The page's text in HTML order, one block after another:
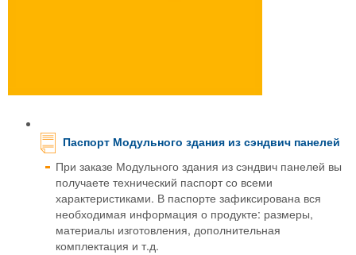
Паспорт Модульного здания из сэндвич панелей
При заказе Модульного здания из сэндвич панелей вы
получаете технический паспорт со всеми
характеристиками. В паспорте зафиксирована вся
необходимая информация о продукте: размеры,
материалы изготовления, дополнительная
комплектация и т.д.